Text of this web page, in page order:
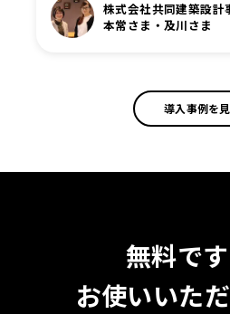
株式会社共同建築設計
本常さま・及川さま
導入事例を
無料で
お使いいただ